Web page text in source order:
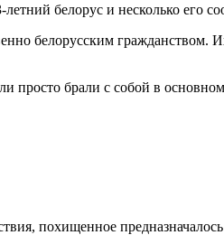
белорус и несколько его
белорусским гражданством.
просто брали с собой в
похищенное